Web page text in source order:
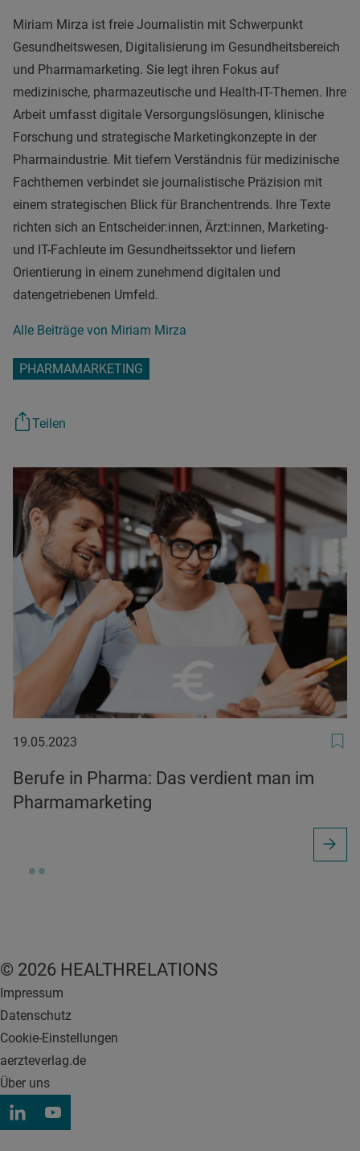
Miriam Mirza ist freie Journalistin mit Schwerpunkt
Gesundheitswesen, Digitalisierung im Gesundheitsbereich
und Pharmamarketing. Sie legt ihren Fokus auf
medizinische, pharmazeutische und Health-IT-Themen. Ihre
Arbeit umfasst digitale Versorgungslösungen, klinische
Forschung und strategische Marketingkonzepte in der
Pharmaindustrie. Mit tiefem Verständnis für medizinische
Fachthemen verbindet sie journalistische Präzision mit
einem strategischen Blick für Branchentrends. Ihre Texte
richten sich an Entscheider:innen, Ärzt:innen, Marketing-
und IT-Fachleute im Gesundheitssektor und liefern
Orientierung in einem zunehmend digitalen und
datengetriebenen Umfeld.
Alle Beiträge von Miriam Mirza
PHARMAMARKETING
Teilen
19.05.2023
19.05.2023
Berufe in Pharma: Das verdient man im
Pharmamarketing
© 2026 HEALTHRELATIONS
Impressum
Datenschutz
Cookie-Einstellungen
aerzteverlag.de
Über uns